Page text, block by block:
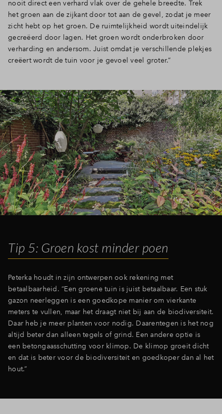
nooit direct een verhard vlak over de gehele breedte. Trek
het groen aan de zijkant door tot aan de gevel, zodat je meer
zicht hebt op het groen. De ruimtelijkheid wordt uiteindelijk
gecreëerd door lagen. Het groen wordt onderbroken door
verharding en andersom. Juist omdat je verschillende plekjes
creëert wordt de tuin voor je gevoel veel groter.”
Tip 5: Groen kost minder poen
Peterka houdt in zijn ontwerpen ook rekening met
betaalbaarheid. “Een groene tuin is juist betaalbaar. Een stuk
gazon neerleggen is een goedkope manier om vierkante
meters te vullen, maar het draagt niet bij aan de biodiversiteit.
Daar heb je meer planten voor nodig. Daarentegen is het nog
altijd beter dan alleen tegels of grind. Een andere optie is
een betongaasschutting voor klimop. De klimop groeit dicht
en dat is beter voor de biodiversiteit en goedkoper dan al het
hout.”